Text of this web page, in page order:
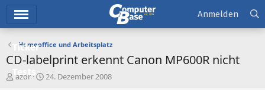
Ticker
Tests
Anmelden
Homeoffice und Arbeitsplatz
CD-labelprint erkennt Canon MP600R nicht
E
azdr
E
24. Dezember 2008